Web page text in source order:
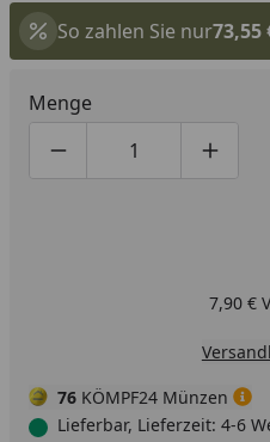
So zahlen Sie nur73,55
Menge
Produktmenge um
Produktmenge
7,90 €
76 KÖMPF24 Münzen
Lieferbar, Lieferzeit: 4-6